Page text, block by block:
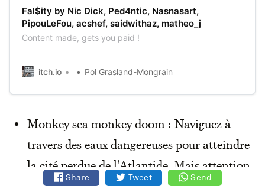
Fal$ity by Nic Dick, Ped4ntic, Nasnasart,
PipouLeFou, acshef, saidwithaz, matheo_j
Content made, gets you paid !
itch.io Pol Grasland-Mongrain
Monkey sea monkey doom : Naviguez à
travers des eaux dangereuses pour atteindre
la cité perdue de l'Atlantide. Mais attention
aux dangers qui se cachent dans les
Share Tweet Send